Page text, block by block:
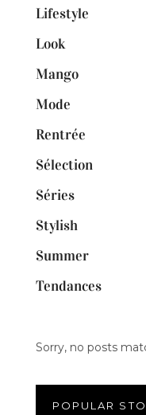
Lifestyle
Look
Mango
Mode
Rentrée
Sélection
Séries
Stylish
Summer
Tendances
Sorry, no posts
POPULAR